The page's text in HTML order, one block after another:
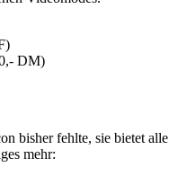
DM)
bisher fehlte, sie bietet alle
mehr: